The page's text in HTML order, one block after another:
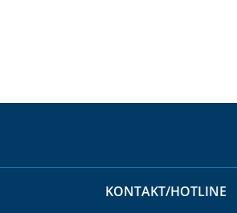
KONTAKT/HOTLINE